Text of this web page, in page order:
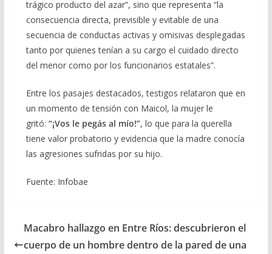
trágico producto del azar”, sino que representa “la
consecuencia directa, previsible y evitable de una
secuencia de conductas activas y omisivas desplegadas
tanto por quienes tenían a su cargo el cuidado directo
del menor como por los funcionarios estatales”.
Entre los pasajes destacados, testigos relataron que en
un momento de tensión con Maicol, la mujer le
gritó: “¡Vos le pegás al mío!”, lo que para la querella
tiene valor probatorio y evidencia que la madre conocía
las agresiones sufridas por su hijo.
Fuente: Infobae
Macabro hallazgo en Entre Ríos: descubrieron el
cuerpo de un hombre dentro de la pared de una